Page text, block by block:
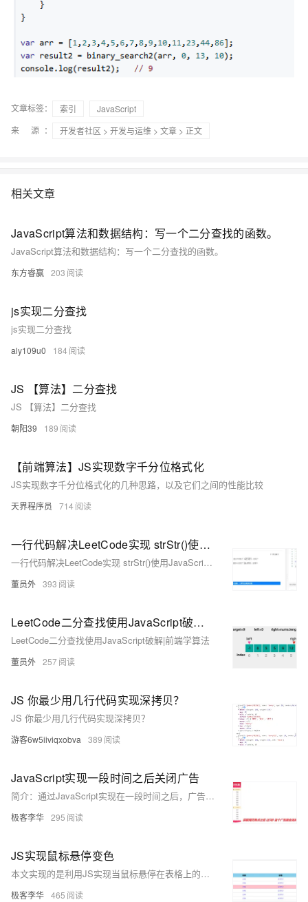
文章标签： 索引
JavaScript
来 源：
开发者社区 > 开发与运维 > 文章 > 正文
相关文章
JavaScript算法和数据结构：写一个二分查找的函数。
JavaScript算法和数据结构：写一个二分查找的函数。
东方睿赢 203
js实现二分查找
js实现二分查找
aly109u0 184
JS 【算法】二分查找
JS 【算法】二分查找
朝阳39 189
【前端算法】JS实现数字千分位格式化
JS实现数字千分位格式化的几种思路，以及它们之间的性能比较
天界程序员 714
一行代码解决LeetCode实现 strStr()使用JavaScript解题|前端学算法
一行代码解决LeetCode实现 strStr()使用JavaScript解题|前端学算法
董员外 393
LeetCode二分查找使用JavaScript破解|前端学算法
LeetCode二分查找使用JavaScript破解|前端学算法
董员外 257
JS 你最少用几行代码实现深拷贝？
JS 你最少用几行代码实现深拷贝？
游客6w5iiviqxobva 389
JavaScript实现一段时间之后关闭广告
简介：通过JavaScript实现在一段时间之后，广告消失。
极客李华 295
JS实现鼠标悬停变色
本文实现的是利用JS实现当鼠标悬停在表格上的时候，表格发生变色。 CSS渲染 JS逻辑 `
极客李华 465